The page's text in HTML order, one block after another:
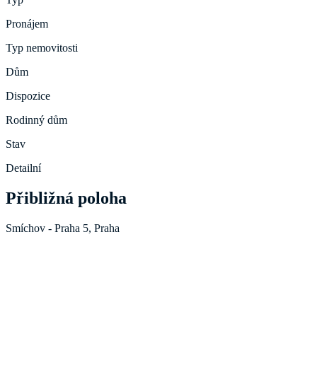
Pronájem
Typ nemovitosti
Dům
Dispozice
Rodinný dům
Stav
Detailní
Přibližná poloha
Smíchov - Praha 5, Praha